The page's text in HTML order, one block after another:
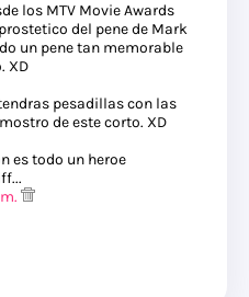
los MTV Movie Awards
del pene de Mark
un pene tan memorable
XD
pesadillas con las
de este corto. XD
es todo un heroe